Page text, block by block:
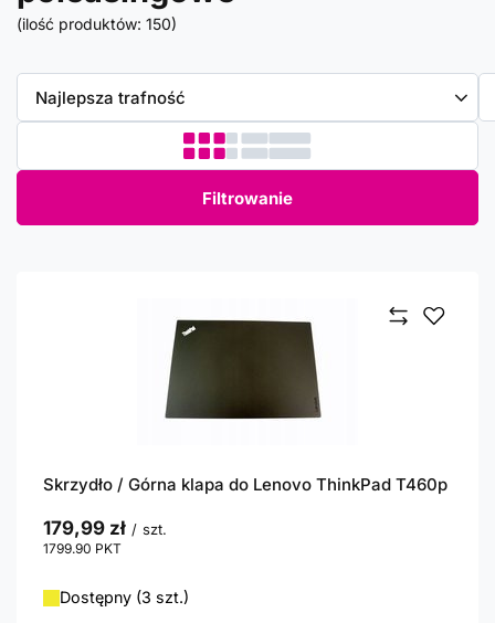
(ilość produktów: 150)
Zmień sortowanie
Najlepsza trafność
Filtrowanie
Skrzydło / Górna klapa do Lenovo ThinkPad T460p
179,99 zł / szt.
1799.90 PKT
Dostępny (3 szt.)